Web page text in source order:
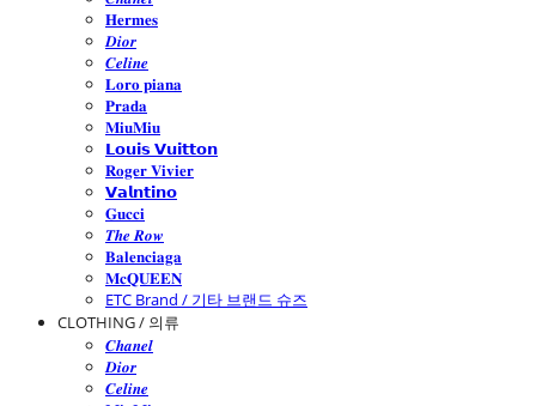
𝐇𝐞𝐫𝐦𝐞𝐬
𝑫𝒊𝒐𝒓
𝑪𝒆𝒍𝒊𝒏𝒆
𝐋𝐨𝐫𝐨 𝐩𝐢𝐚𝐧𝐚
𝐏𝐫𝐚𝐝𝐚
𝐌𝐢𝐮𝐌𝐢𝐮
𝗟𝗼𝘂𝗶𝘀 𝗩𝘂𝗶𝘁𝘁𝗼𝗻
𝐑𝐨𝐠𝐞𝐫 𝐕𝐢𝐯𝐢𝐞𝐫
𝗩𝗮𝗹𝗻𝘁𝗶𝗻𝗼
𝐆𝐮𝐜𝐜𝐢
𝑻𝒉𝒆 𝑹𝒐𝒘
𝐁𝐚𝐥𝐞𝐧𝐜𝐢𝐚𝐠𝐚
𝐌𝐜𝐐𝐔𝐄𝐄𝐍
ETC Brand / 기타 브랜드 슈즈
CLOTHING / 의류
𝑪𝒉𝒂𝒏𝒆𝒍
𝑫𝒊𝒐𝒓
𝑪𝒆𝒍𝒊𝒏𝒆